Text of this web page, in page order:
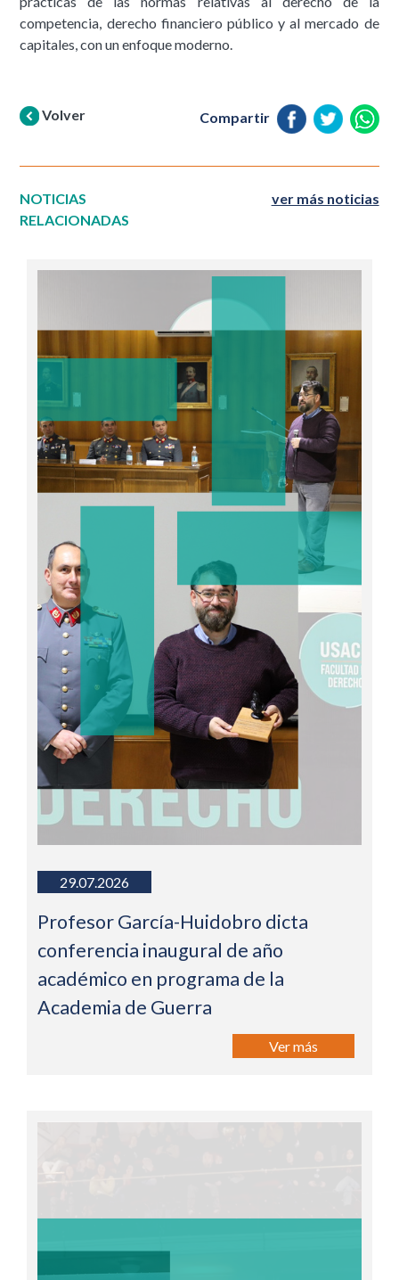
competencia, derecho financiero público y al mercado de
capitales, con un enfoque moderno.
Volver Compartir
NOTICIAS
RELACIONADAS
ver más noticias
29.07.2026
Profesor García-Huidobro dicta
conferencia inaugural de año
académico en programa de la
Academia de Guerra
Ver más